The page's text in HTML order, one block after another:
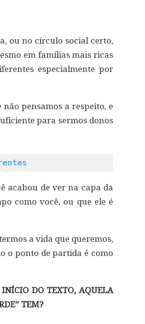
ou no círculo social certo,
em famílias mais ricas
especialmente por
pensamos a respeito, e
para sermos donos
acabou de ver na capa da
como você, ou que ele é
a vida que queremos,
o ponto de partida é como
DO TEXTO, AQUELA
TEM?